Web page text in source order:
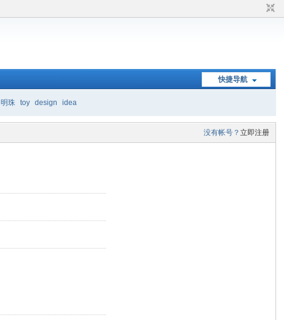
快捷导航
明珠 toy design idea
没有帐号？ 立即注册